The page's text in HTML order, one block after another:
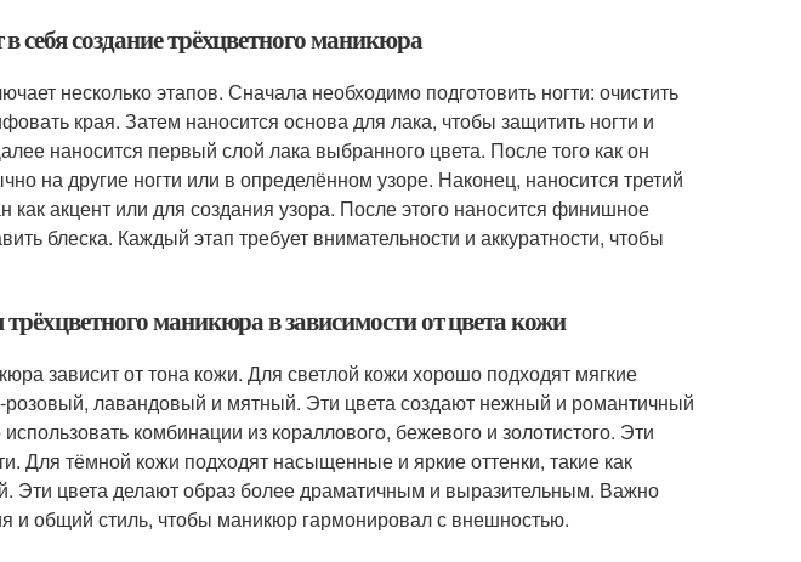
себя создание трёхцветного маникюра
несколько этапов. Сначала необходимо подготовить ногти: очистить
края. Затем наносится основа для лака, чтобы защитить ногти и
наносится первый слой лака выбранного цвета. После того как он
на другие ногти или в определённом узоре. Наконец, наносится третий
как акцент или для создания узора. После этого наносится финишное
блеска. Каждый этап требует внимательности и аккуратности, чтобы
маникюра в зависимости от цвета кожи
зависит от тона кожи. Для светлой кожи хорошо подходят мягкие
розовый, лавандовый и мятный. Эти цвета создают нежный и романтичный
комбинации из кораллового, бежевого и золотистого. Эти
Для тёмной кожи подходят насыщенные и яркие оттенки, такие как
Эти цвета делают образ более драматичным и выразительным. Важно
и общий стиль, чтобы маникюр гармонировал с внешностью.